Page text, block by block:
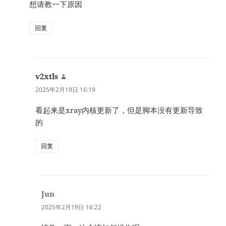
想请教一下原因
回复
v2xtls
道：
2025年2月19日 16:19
看起来是xray内核更新了，但是脚本没有更新导致
的
回复
Jun
道：
2025年2月19日 16:22